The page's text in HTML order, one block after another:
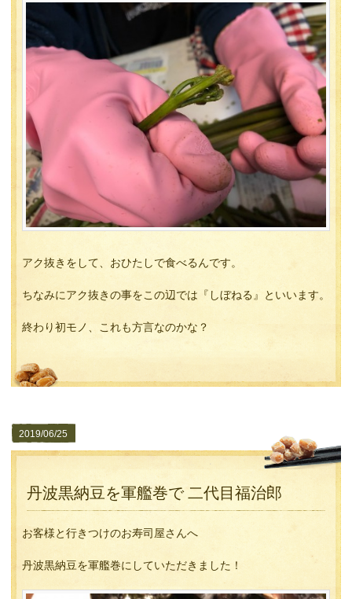
アク抜きをして、おひたしで食べるんです。
ちなみにアク抜きの事をこの辺では『しぼねる』といいます。
終わり初モノ、これも方言なのかな？
2019/06/25
丹波黒納豆を軍艦巻で 二代目福治郎
お客様と行きつけのお寿司屋さんへ
丹波黒納豆を軍艦巻にしていただきました！